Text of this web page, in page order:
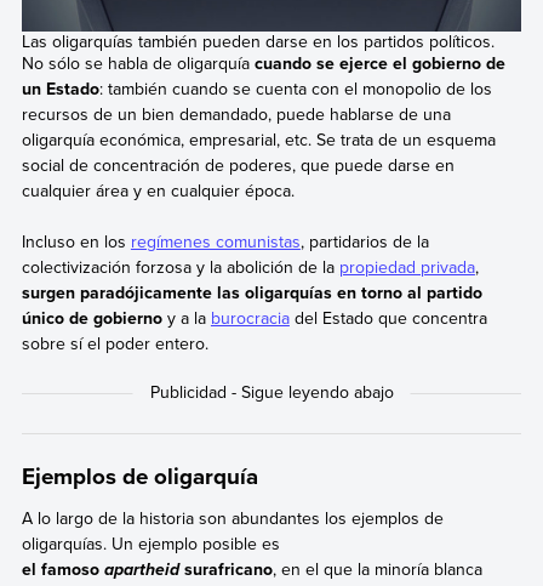
Las oligarquías también pueden darse en los partidos políticos.
No sólo se habla de oligarquíacuando se ejerce el gobierno de
un Estado: también cuando se cuenta con el monopolio de los
recursos de un bien demandado, puede hablarse de una
oligarquía económica, empresarial, etc. Se trata de un esquema
social de concentración de poderes, que puede darse en
cualquier área y en cualquier época.
Incluso en los regímenes comunistas, partidarios de la
colectivización forzosa y la abolición de la propiedad privada,
surgen paradójicamente las oligarquías en torno al partido
único de gobiernoy a la burocraciadel Estado que concentra
sobre sí el poder entero.
Ejemplos de oligarquía
A lo largo de la historia son abundantes los ejemplos de
oligarquías. Un ejemplo posible es
el famoso apartheidsurafricano, en el que la minoría blanca